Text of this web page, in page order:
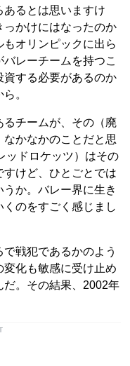
あるとは思いますけ
っかけにはなったのか
オリンピックに出ら
レーチームを持つこ
資する必要があるのか
。
チームが、その（廃
かなかのことだと思
ッドロケッツ）はその
すけど、ひとごとでは
か。バレー界に生き
のをすごく感じまし
戦犯であるかのよう
化も敏感に受け止め
。その結果、2002年